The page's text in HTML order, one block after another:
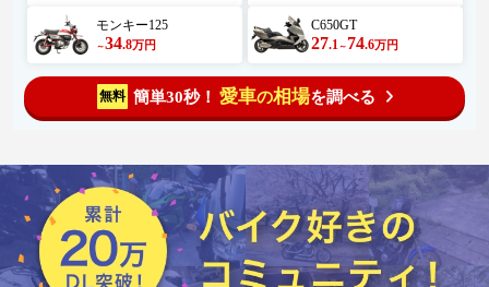
モンキー125
～34.8万円
C650GT
27.1 ～ 74.6万円
無料 簡単30秒！ 愛車の相場を調べる